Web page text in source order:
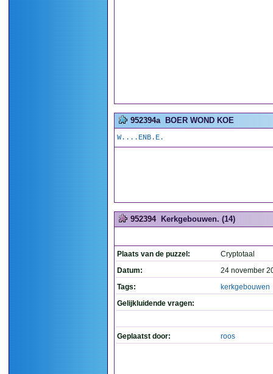
952394a BOER WOND KOE
W....ENB.E.
952394 Kerkgebouwen. (14)
Plaats van de puzzel:
Cryptotaal
Datum:
24 november
Tags:
kerkgebouwen
Gelijkluidende vragen:
Geplaatst door: roos